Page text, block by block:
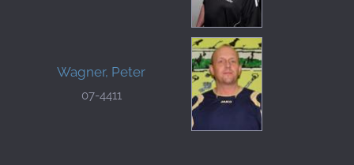
Wagner, Peter
07-4411